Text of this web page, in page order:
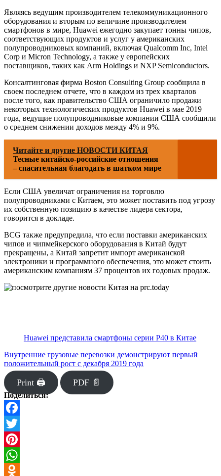
Являясь ведущим производителем телекоммуникационного
оборудования и вторым по величине производителем
смартфонов в мире, Huawei ежегодно закупает тонны чипов,
соответствующих продуктов и услуг у американских
полупроводниковых компаний, включая Qualcomm Inc, Intel
Corp и Micron Technology, а также у европейских
поставщиков, таких как Arm Holdings и NXP Semiconductors.
Консалтинговая фирма Boston Consulting Group сообщила в
своем последнем отчете, что в каждом из трех кварталов
после того, как правительство США ограничило продажи
некоторых технологических продуктов Huawei в мае 2019
года, ведущие полупроводниковые компании США сообщили
о среднем снижении доходов между 4% и 9%.
Читайте и другие НОВОСТИ КИТАЯ
Тесные китайско-российские отношения
– спасительная благодать в шатком мире
Если США увеличат ограничения на торговлю
полупроводниками с Китаем, это может поставить под угрозу
их собственную позицию в качестве лидера сектора,
говорится в докладе.
BCG также предупредила, что если поставки американских
чипов и чипмейкерского оборудования в Китай будут
прекращены, а Китай запретит импорт американской
электроники и программного обеспечения, это может стоить
американским компаниям 37 процентов их годовых продаж.
Huawei представила смартфоны серии P40 в Китае
Внутренние грузовые перевозки демонстрируют первый
положительный рост с декабря 2019 года
Print 🖨 PDF 📄
Поделиться:
Facebook
Twitter
Pinterest
WhatsApp